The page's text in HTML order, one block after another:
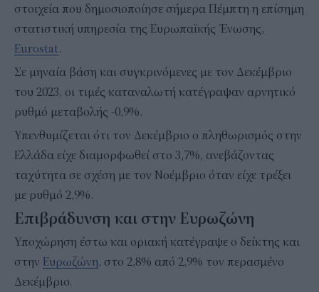
στοιχεία που δημοσιοποίησε σήμερα Πέμπτη η επίσημη
στατιστική υπηρεσία της Ευρωπαϊκής Ένωσης,
Eurostat.
Σε μηναία βάση και συγκρινόμενες με τον Δεκέμβριο
του 2023, οι τιμές καταναλωτή κατέγραψαν αρνητικό
ρυθμό μεταβολής -0,9%.
Υπενθυμίζεται ότι τον Δεκέμβριο ο πληθωρισμός στην
Ελλάδα είχε διαμορφωθεί στο 3,7%, ανεβάζοντας
ταχύτητα σε σχέση με τον Νοέμβριο όταν είχε τρέξει
με ρυθμό 2,9%.
Επιβράδυνση και στην Ευρωζώνη
Υποχώρηση έστω και οριακή κατέγραψε ο δείκτης και
στην Ευρωζώνη, στο 2,8% από 2,9% τον περασμένο
Δεκέμβριο.